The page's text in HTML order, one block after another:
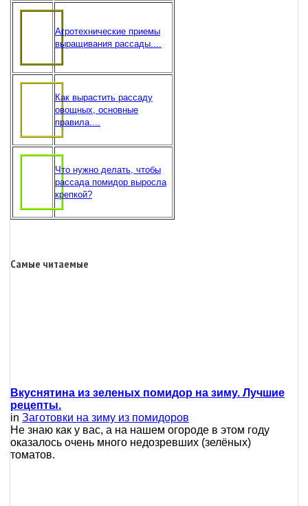
Агротехнические приемы
выращивания рассады....
Как вырастить рассаду
овощных, основные
правила....
Что нужно делать, чтобы
рассада помидор выросла
крепкой?
Самые читаемые
Вкуснятина из зеленых помидор на зиму. Лучшие
рецепты.
in Заготовки на зиму из помидоров
Не знаю как у вас, а на нашем огороде в этом году
оказалось очень много недозревших (зелёных)
томатов.